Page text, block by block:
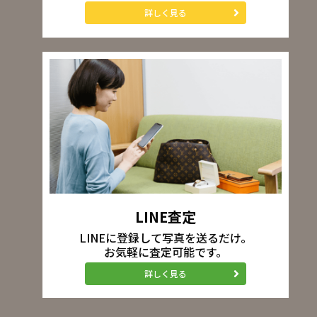
詳しく見る
LINE査定
LINEに登録して写真を送るだけ。
お気軽に査定可能です。
詳しく見る